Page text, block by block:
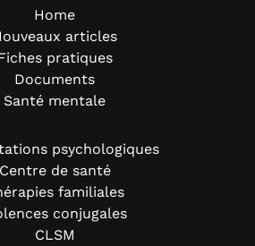
Home
articles
pratiques
Documents
Santé mentale
psychologiques
Centre de santé
familiales
conjugales
CLSM